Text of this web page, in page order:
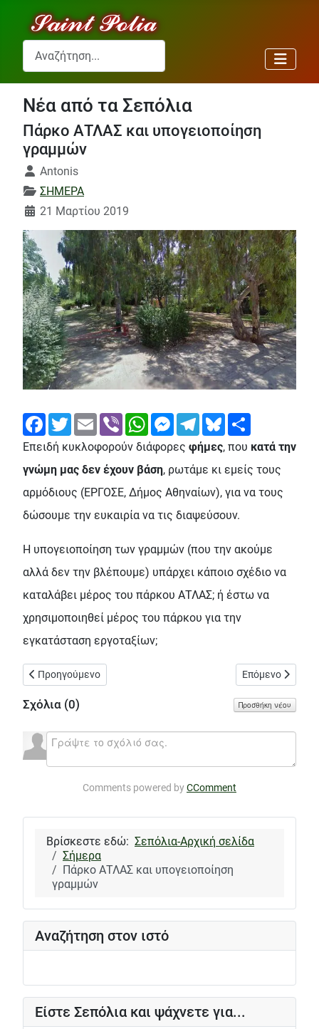
Αναζήτηση...
Αναζήτηση στον ιστό
Είστε Σεπόλια και ψάχνετε για...
Νέα από τα Σεπόλια
Πάρκο ΑΤΛΑΣ και υπογειοποίηση
γραμμών
Λεπτομέρειες
Antonis
ΣΗΜΕΡΑ
21 Μαρτίου 2019
FacebookTwitterEmail Viber WhatsAppMessengerTelegramBluesky
Επειδή κυκλοφορούν διάφορες φήμες, που κατά την
γνώμη μας δεν έχουν βάση, ρωτάμε κι εμείς τους
αρμόδιους (ΕΡΓΟΣΕ, Δήμος Αθηναίων), για να τους
δώσουμε την ευκαιρία να τις διαψεύσουν.
Η υπογειοποίηση των γραμμών (που την ακούμε
αλλά δεν την βλέπουμε) υπάρχει κάποιο σχέδιο να
καταλάβει μέρος του πάρκου ΑΤΛΑΣ; ή έστω να
χρησιμοποιηθεί μέρος του πάρκου για την
εγκατάσταση εργοταξίων;
Προηγούμενο άρθρο: Θα συζητηθεί κανονικά στο δημοτικό
Προηγούμενο Επόμενο άρθρο:
Επόμενο
Σχόλια (0) Προσθήκη νέου
Comments powered byCComment
Βρίσκεστε εδώ: Σεπόλια-Αρχική σελίδα
Σήμερα
Πάρκο ΑΤΛΑΣ και υπογειοποίηση
γραμμών